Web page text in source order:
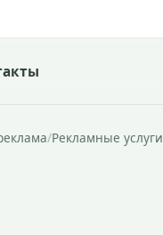
/Рекламные услуги